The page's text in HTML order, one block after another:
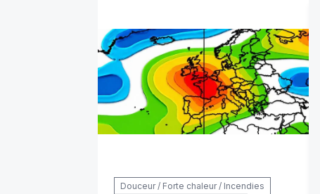
Douceur / Forte chaleur / Incendies